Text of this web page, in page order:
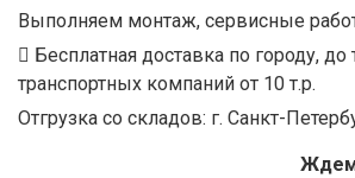
Выполняем монтаж, сервисные
Бесплатная доставка по городу,
транспортных компаний от 10 т.р.
Отгрузка со складов: г. Санкт-
Ждем